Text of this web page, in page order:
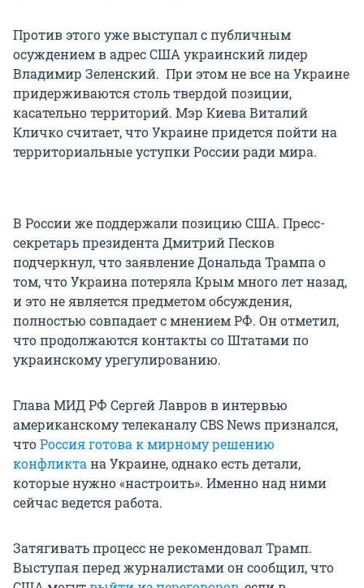
Против этого уже выступал с публичным
осуждением в адрес США украинский лидер
Владимир Зеленский. При этом не все на Украине
придерживаются столь твердой позиции,
касательно территорий. Мэр Киева Виталий
Кличко считает, что Украине придется пойти на
территориальные уступки России ради мира.
В России же поддержали позицию США. Пресс-
секретарь президента Дмитрий Песков
подчеркнул, что заявление Дональда Трампа о
том, что Украина потеряла Крым много лет назад,
и это не является предметом обсуждения,
полностью совпадает с мнением РФ. Он отметил,
что продолжаются контакты со Штатами по
украинскому урегулированию.
Глава МИД РФ Сергей Лавров в интервью
американскому телеканалу CBS News признался,
чтоРоссия готова к мирному решению
конфликтана Украине, однако есть детали,
которые нужно «настроить». Именно над ними
сейчас ведется работа.
Затягивать процесс не рекомендовал Трамп.
Выступая перед журналистами он сообщил, что